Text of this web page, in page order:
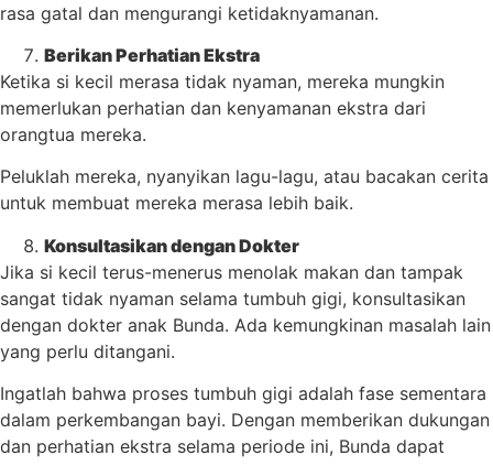
rasa gatal dan mengurangi ketidaknyamanan.
Berikan Perhatian Ekstra
Ketika si kecil merasa tidak nyaman, mereka mungkin
memerlukan perhatian dan kenyamanan ekstra dari
orangtua mereka.
Peluklah mereka, nyanyikan lagu-lagu, atau bacakan cerita
untuk membuat mereka merasa lebih baik.
Konsultasikan dengan Dokter
Jika si kecil terus-menerus menolak makan dan tampak
sangat tidak nyaman selama tumbuh gigi, konsultasikan
dengan dokter anak Bunda. Ada kemungkinan masalah lain
yang perlu ditangani.
Ingatlah bahwa proses tumbuh gigi adalah fase sementara
dalam perkembangan bayi. Dengan memberikan dukungan
dan perhatian ekstra selama periode ini, Bunda dapat